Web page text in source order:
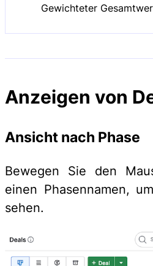
Gewichteter
Anzeigen von
Ansicht nach Phase
Bewegen Sie den
einen Phasennamen,
sehen.